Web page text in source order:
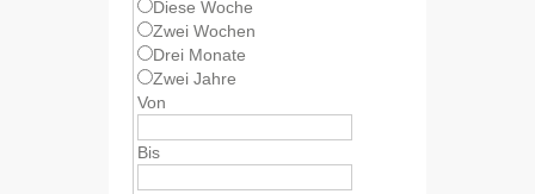
Diese Woche
Zwei Wochen
Drei Monate
Zwei Jahre
Von
Bis